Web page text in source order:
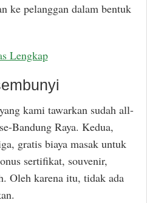
ke pelanggan dalam bentuk
Lengkap
yang kami tawarkan sudah all-
Bandung Raya. Kedua,
gratis biaya masak untuk
sertifikat, souvenir,
Oleh karena itu, tidak ada